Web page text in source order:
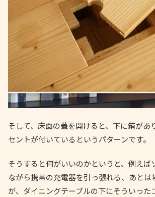
そして、床面の蓋を開けると、下に箱があ
セントが付いているというパターンです。
そうすると何がいいのかというと、例えば
ながら携帯の充電器を引っ張れる、あとは
が、ダイニングテーブルの下にそういった